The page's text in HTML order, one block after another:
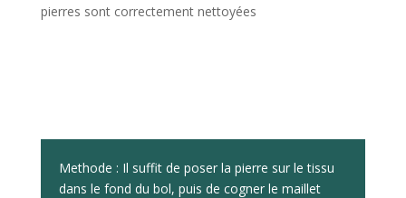
pierres sont correctement nettoyées
Methode : Il suffit de poser la pierre sur le tissu
dans le fond du bol, puis de cogner le maillet